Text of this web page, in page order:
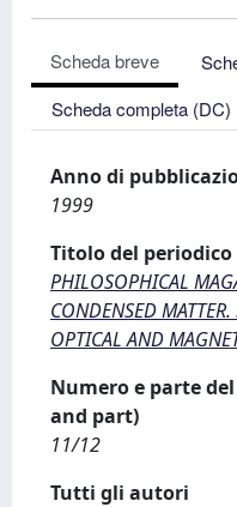
Scheda breve
Scheda completa (DC)
Anno di
1999
Titolo del
PHILOSOPHICAL
CONDENSED
OPTICAL AND
Numero e parte
and part)
11/12
Tutti gli autori